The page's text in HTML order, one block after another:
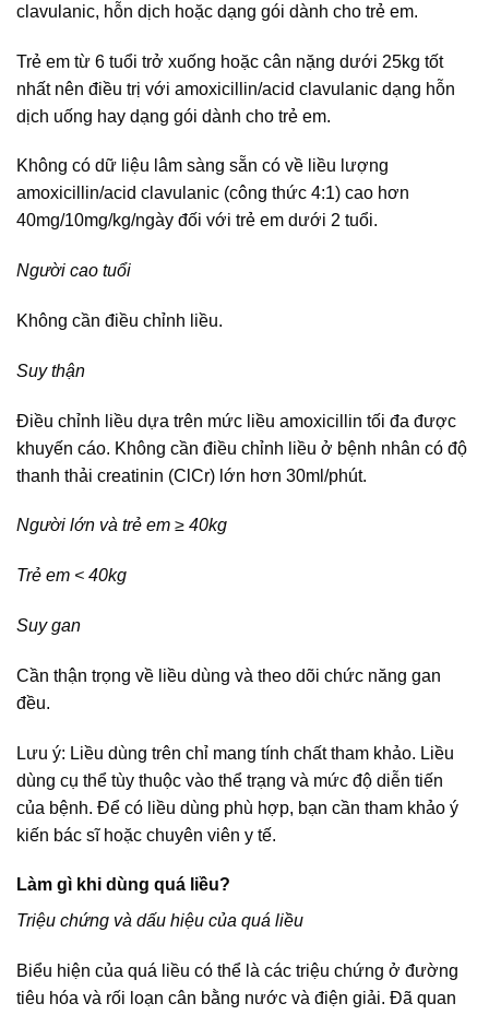
clavulanic, hỗn dịch hoặc dạng gói dành cho trẻ em.
Trẻ em từ 6 tuổi trở xuống hoặc cân nặng dưới 25kg tốt
nhất nên điều trị với amoxicillin/acid clavulanic dạng hỗn
dịch uống hay dạng gói dành cho trẻ em.
Không có dữ liệu lâm sàng sẵn có về liều lượng
amoxicillin/acid clavulanic (công thức 4:1) cao hơn
40mg/10mg/kg/ngày đối với trẻ em dưới 2 tuổi.
Người cao tuổi
Không cần điều chỉnh liều.
Suy thận
Điều chỉnh liều dựa trên mức liều amoxicillin tối đa được
khuyến cáo. Không cần điều chỉnh liều ở bệnh nhân có độ
thanh thải creatinin (ClCr) lớn hơn 30ml/phút.
Người lớn và trẻ em ≥ 40kg
Trẻ em < 40kg
Suy gan
Cần thận trọng về liều dùng và theo dõi chức năng gan
đều.
Lưu ý: Liều dùng trên chỉ mang tính chất tham khảo. Liều
dùng cụ thể tùy thuộc vào thể trạng và mức độ diễn tiến
của bệnh. Để có liều dùng phù hợp, bạn cần tham khảo ý
kiến bác sĩ hoặc chuyên viên y tế.
Làm gì khi dùng quá liều?
Triệu chứng và dấu hiệu của quá liều
Biểu hiện của quá liều có thể là các triệu chứng ở đường
tiêu hóa và rối loạn cân bằng nước và điện giải. Đã quan